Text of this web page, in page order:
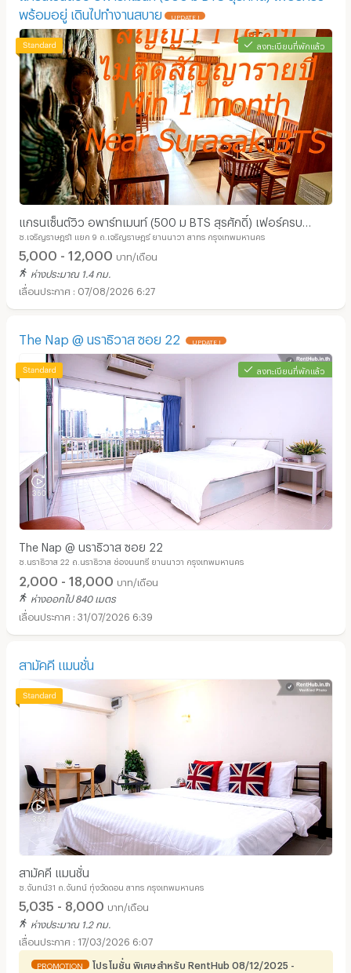
พร้อมอยู่ เดินไปทำงานสบาย
UPDATE !
ลงทะเบียนที่พักแล้ว
แกรนเซ็นต์วิว อพาร์ทเมนท์ (500 ม BTS สุรศักดิ์) เฟอร์ครบ
พร้อมอยู่ เดินไปทำงานสบาย
ซ.เจริญราษฎร์1 แยก 9 ถ.เจริญราษฎร์ ยานนาวา สาทร กรุงเทพมหานคร
5,000 - 12,000 บาท/เดือน
ห่างประมาณ 1.4 กม.
07/08/2026 6:27
The Nap @ นราธิวาส ซอย 22 UPDATE !
ลงทะเบียนที่พักแล้ว
The Nap @ นราธิวาส ซอย 22
ซ.นราธิวาส​ 22 ถ.นราธิวาส​ ช่องนนทรี ยานนาวา กรุงเทพมหานคร
2,000 - 18,000 บาท/เดือน
ห่างออกไป 840 เมตร
31/07/2026 6:39
สามัคคี แมนชั่น
สามัคคี แมนชั่น
ซ.จันทน์31 ถ.จันทน์ ทุ่งวัดดอน สาทร กรุงเทพมหานคร
5,035 - 8,000 บาท/เดือน
ห่างประมาณ 1.2 กม.
17/03/2026 6:07
PROMOTION
โปรโมชั่น พิเศษสำหรับ RentHub 08/12/2025 -